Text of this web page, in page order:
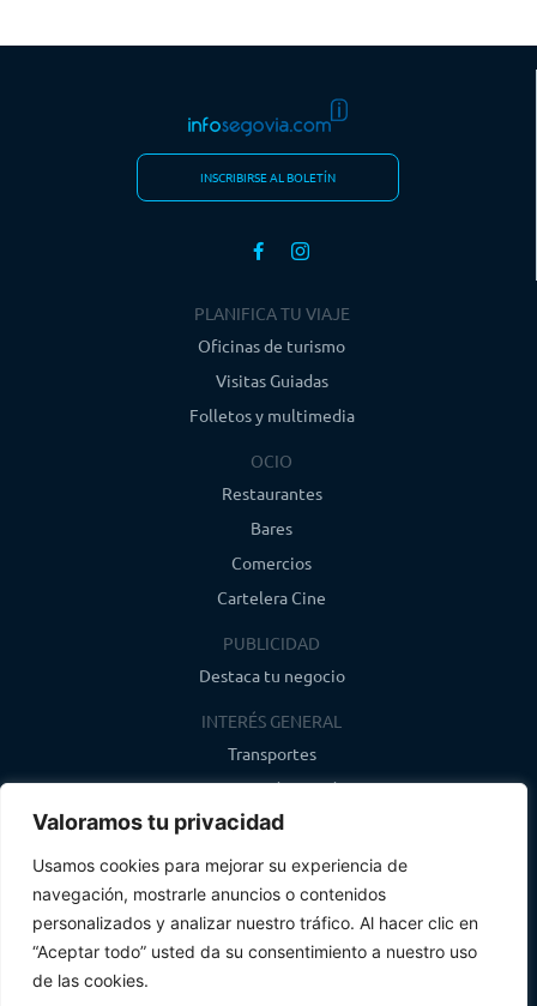
Valoramos tu privacidad
Usamos cookies para mejorar su experiencia de
navegación, mostrarle anuncios o contenidos
personalizados y analizar nuestro tráfico. Al hacer clic en
“Aceptar todo” usted da su consentimiento a nuestro uso
de las cookies.
INSCRIBIRSE AL BOLETÍN
PLANIFICA TU VIAJE
Oficinas de turismo
Visitas Guiadas
Folletos y multimedia
OCIO
Restaurantes
Bares
Comercios
Cartelera Cine
PUBLICIDAD
Destaca tu negocio
INTERÉS GENERAL
Transportes
Farmacias de guardia
Canal de WhatsApp
Último boletín
info@infosegovia.com